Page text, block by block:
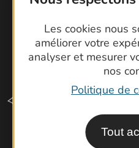
Les cookies nous
améliorer votre
analyser et mesurer
nos
Politique de
Tout